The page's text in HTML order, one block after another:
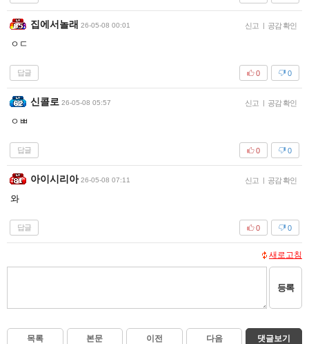
집에서놀래 26-05-08 00:01 신고 | 공감 확인
ㅇㄷ
답글 0
0
신콜로 26-05-08 05:57 신고 | 공감 확인
ㅇㅃ
답글 0
0
아이시리아 26-05-08 07:11 신고 | 공감 확인
와
답글 0
0
새로고침
등록
목록 본문 이전 다음 댓글보기